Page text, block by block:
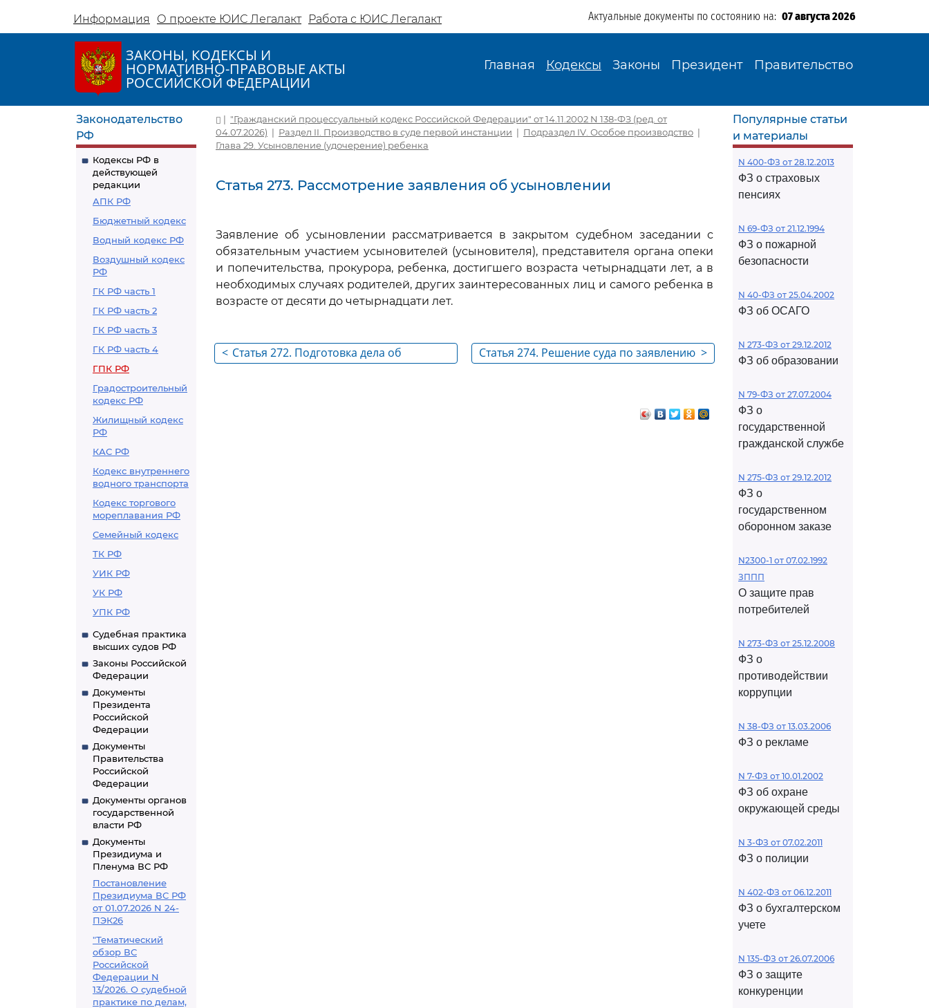
Информация О проекте ЮИС Легалакт Работа с ЮИС Легалакт Актуальные документы по состоянию на: 07 августа 2026
ЗАКОНЫ, КОДЕКСЫ И
НОРМАТИВНО-ПРАВОВЫЕ АКТЫ
РОССИЙСКОЙ ФЕДЕРАЦИИ
Главная Кодексы Законы Президент Правительство
Законодательство
РФ
Кодексы РФ в
действующей
редакции
АПК РФ
Бюджетный кодекс
Водный кодекс РФ
Воздушный кодекс
РФ
ГК РФ часть 1
ГК РФ часть 2
ГК РФ часть 3
ГК РФ часть 4
ГПК РФ
Градостроительный
кодекс РФ
Жилищный кодекс
РФ
КАС РФ
Кодекс внутреннего
водного транспорта
Кодекс торгового
мореплавания РФ
Семейный кодекс
ТК РФ
УИК РФ
УК РФ
УПК РФ
Судебная практика
высших судов РФ
Законы Российской
Федерации
Документы
Президента
Российской
Федерации
Документы
Правительства
Российской
Федерации
Документы органов
государственной
власти РФ
Документы
Президиума и
Пленума ВС РФ
Постановление
Президиума ВС РФ
от 01.07.2026 N 24-
ПЭК26
"Тематический
обзор ВС
Российской
Федерации N
13/2026. О судебной
практике по делам,
| "Гражданский процессуальный кодекс Российской Федерации" от 14.11.2002 N 138-ФЗ (ред. от
04.07.2026) | Раздел II. Производство в суде первой инстанции | Подраздел IV. Особое производство |
Глава 29. Усыновление (удочерение) ребенка
Статья 273. Рассмотрение заявления об усыновлении
Заявление об усыновлении рассматривается в закрытом судебном заседании с
обязательным участием усыновителей (усыновителя), представителя органа опеки
и попечительства, прокурора, ребенка, достигшего возраста четырнадцати лет, а в
необходимых случаях родителей, других заинтересованных лиц и самого ребенка в
возрасте от десяти до четырнадцати лет.
< Статья 272. Подготовка дела об
>
Статья 274. Решение суда по заявлению
Популярные статьи
и материалы
N 400-ФЗ от 28.12.2013
ФЗ о страховых
пенсиях
N 69-ФЗ от 21.12.1994
ФЗ о пожарной
безопасности
N 40-ФЗ от 25.04.2002
ФЗ об ОСАГО
N 273-ФЗ от 29.12.2012
ФЗ об образовании
N 79-ФЗ от 27.07.2004
ФЗ о
государственной
гражданской службе
N 275-ФЗ от 29.12.2012
ФЗ о
государственном
оборонном заказе
N2300-1 от 07.02.1992
ЗППП
О защите прав
потребителей
N 273-ФЗ от 25.12.2008
ФЗ о
противодействии
коррупции
N 38-ФЗ от 13.03.2006
ФЗ о рекламе
N 7-ФЗ от 10.01.2002
ФЗ об охране
окружающей среды
N 3-ФЗ от 07.02.2011
ФЗ о полиции
N 402-ФЗ от 06.12.2011
ФЗ о бухгалтерском
учете
N 135-ФЗ от 26.07.2006
ФЗ о защите
конкуренции